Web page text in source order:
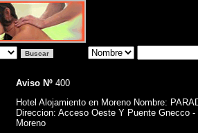
Aviso Nº 400
Hotel Alojamiento en Moreno Nombre:
Direccion: Acceso Oeste Y Puente Gnecco -
Moreno